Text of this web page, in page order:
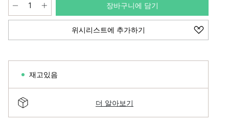
장바구니에 담기
위시리스트에 추가하기
재고있음
더 알아보기